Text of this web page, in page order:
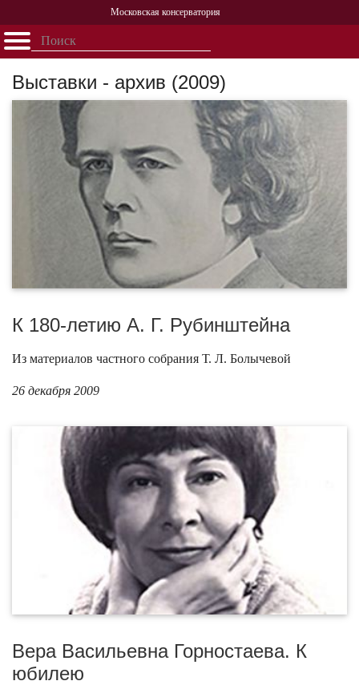
Московская консерватория
Открыть - закрыть
ГлавнаяСобытияАфишаУчеба НаукаСтруктура
Партнерство
Выставки - архив (2009)
К 180-летию А. Г. Рубинштейна
Из материалов частного собрания Т. Л. Болычевой
26 декабря 2009
Вера Васильевна Горностаева. К
юбилею